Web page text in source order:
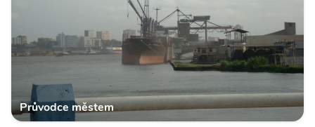
Průvodce městem